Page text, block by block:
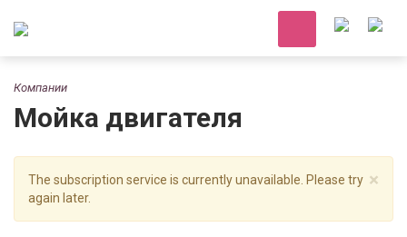
Компании
Мойка двигателя
×
The subscription service is currently unavailable. Please try
again later.